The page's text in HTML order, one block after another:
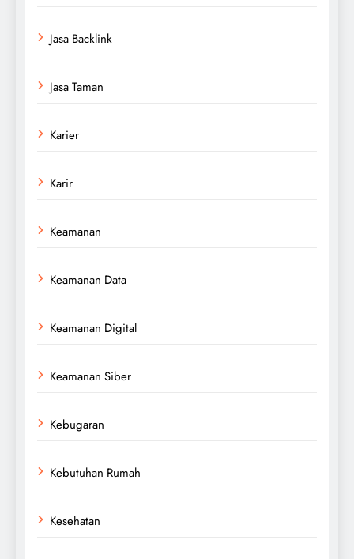
Jasa Backlink
Jasa Taman
Karier
Karir
Keamanan
Keamanan Data
Keamanan Digital
Keamanan Siber
Kebugaran
Kebutuhan Rumah
Kesehatan